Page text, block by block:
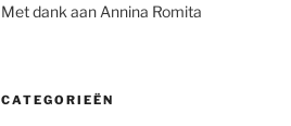
Met dank aan Annina Romita
CATEGORIEËN